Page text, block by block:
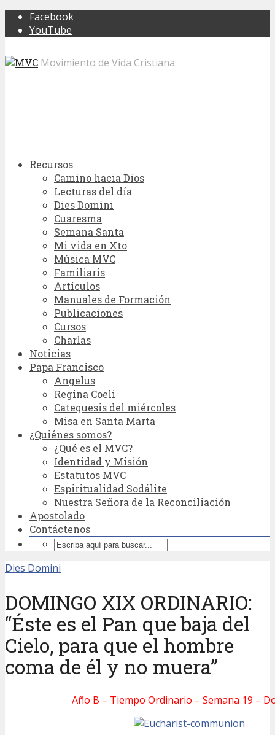
Facebook
YouTube
Movimiento de Vida Cristiana
Recursos
Camino hacia Dios
Lecturas del día
Dies Domini
Cuaresma
Semana Santa
Mi vida en Xto
Música MVC
Familiaris
Artículos
Manuales de Formación
Publicaciones
Cursos
Charlas
Noticias
Papa Francisco
Angelus
Regina Coeli
Catequesis del miércoles
Misa en Santa Marta
¿Quiénes somos?
¿Qué es el MVC?
Identidad y Misión
Estatutos MVC
Espiritualidad Sodálite
Nuestra Señora de la Reconciliación
Apostolado
Contáctenos
Dies Domini
DOMINGO XIX ORDINARIO:
“Éste es el Pan que baja del
Cielo, para que el hombre
coma de él y no muera”
Año B – Tiempo Ordinario – Semana 19 –